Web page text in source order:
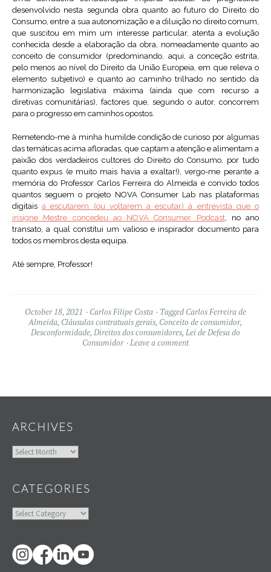
desenvolvido nesta segunda obra quanto ao futuro do Direito do
Consumo, entre a sua autonomização e a diluição no direito comum,
que suscitou em mim um interesse particular, atenta a evolução
conhecida desde a elaboração da obra, nomeadamente quanto ao
conceito de consumidor (predominando, aqui, a conceção estrita,
pelo menos ao nível do Direito da União Europeia, em que releva o
elemento subjetivo) e quanto ao caminho trilhado no sentido da
harmonização legislativa máxima (ainda que com recurso a
diretivas comunitárias), factores que, segundo o autor, concorrem
para o progresso em caminhos opostos.
Remetendo-me à minha humilde condição de curioso por algumas
das temáticas acima afloradas, que captam a atenção e alimentam a
paixão dos verdadeiros cultores do Direito do Consumo, por tudo
quanto expus (e muito mais havia a exaltar!), vergo-me perante a
memória do Professor Carlos Ferreira do Almeida e convido todos
quantos seguem o projeto NOVA Consumer Lab nas plataformas
digitaisa escutarem (ou voltarem a escutar) a entrevista que o
insigne Mestre concedeu ao NOVA Consumer Podcast, no ano
transato, a qual constitui um valioso e inspirador documento para
todos os membros desta equipa.
Até sempre, Professor!
October 18, 2021 Carlos Filipe Costa Tagged Carlos Ferreira de
Almeida, Cláusulas contratuais gerais, Conceito de consumidor,
Desconformidade, Direitos dos consumidores, Lei de Defesa do
Consumidor
Leave a comment
ARCHIVES
Archives
CATEGORIES
Categories